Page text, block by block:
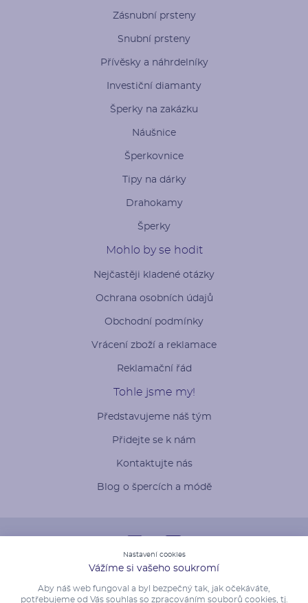
Nastavení cookies
Vážíme si vašeho soukromí
Aby náš web fungoval a byl bezpečný tak, jak očekáváte,
potřebujeme od Vás souhlas so zpracováním souborů cookies, tj.
Zásnubní prsteny
Snubní prsteny
Přívěsky a náhrdelníky
Investiční diamanty
Šperky na zakázku
Náušnice
Šperkovnice
Tipy na dárky
Drahokamy
Šperky
Mohlo by se hodit
Nejčastěji kladené otázky
Ochrana osobních údajů
Obchodní podmínky
Vrácení zboží a reklamace
Reklamační řád
Tohle jsme my!
Představujeme náš tým
Přidejte se k nám
Kontaktujte nás
Blog o špercích a módě